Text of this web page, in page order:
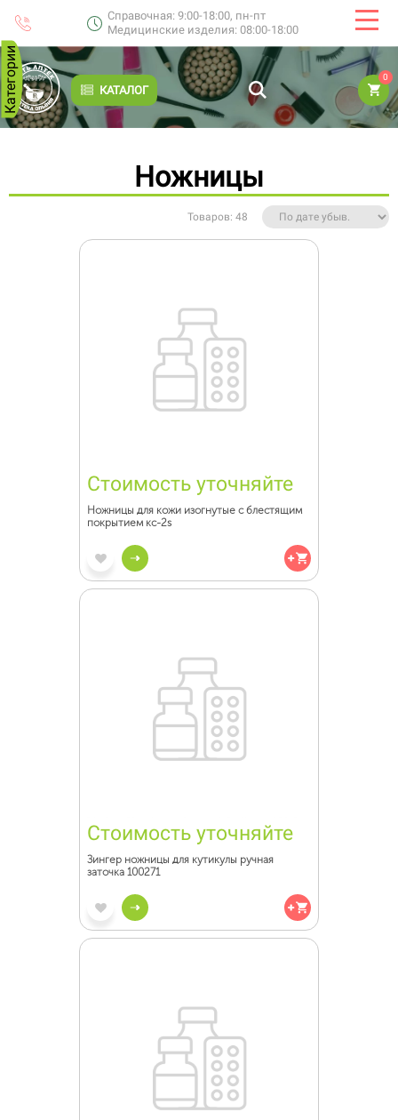
Справочная: 9:00-18:00, пн-пт
Медицинские изделия: 08:00-18:00
КАТАЛОГ
0
Категории
Ножницы
Товаров: 48
Стоимость уточняйте
Ножницы для кожи изогнутые с блестящим
покрытием кс-2s
Стоимость уточняйте
Зингер ножницы для кутикулы ручная
заточка 100271